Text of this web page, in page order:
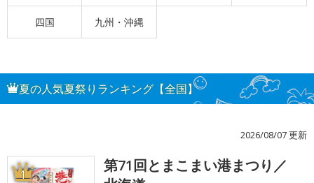
四国 九州・沖縄
夏の人気夏祭りランキング【全国】
2026/08/07 更新
1
第71回とまこまい港まつり／